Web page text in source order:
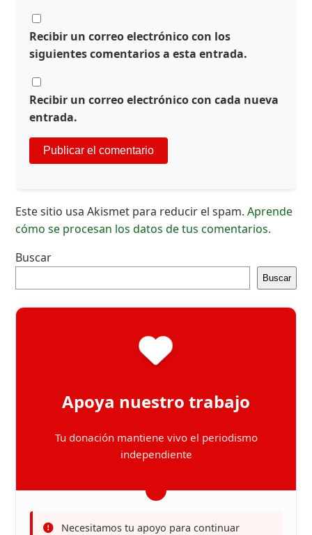
Recibir un correo electrónico con los
siguientes comentarios a esta entrada.
Recibir un correo electrónico con cada nueva
entrada.
Este sitio usa Akismet para reducir el spam.Aprende
cómo se procesan los datos de tus comentarios.
Buscar
Buscar
Apoya nuestro trabajo
Tu donación mantiene vivo el periodismo
independiente
Necesitamos tu apoyo para continuar